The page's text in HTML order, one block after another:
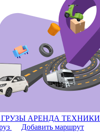
ГРУЗЫ АРЕНДА ТЕХНИКИ
Добавить маршрут